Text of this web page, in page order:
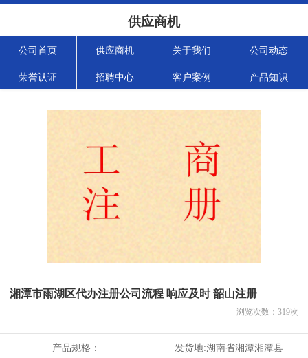
供应商机
公司首页 供应商机 关于我们 公司动态
荣誉认证 招聘中心 客户案例 产品知识
湘潭市雨湖区代办注册公司流程 响应及时 韶山注册
浏览次数： 319次
产品规格： 发货地:湖南省湘潭湘潭县